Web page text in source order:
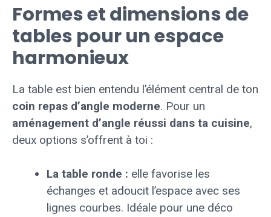
Formes et dimensions de
tables pour un espace
harmonieux
La table est bien entendu l’élément central de ton
coin repas d’angle moderne. Pour un
aménagement d’angle réussi dans ta cuisine,
deux options s’offrent à toi :
La table ronde : elle favorise les
échanges et adoucit l’espace avec ses
lignes courbes. Idéale pour une déco